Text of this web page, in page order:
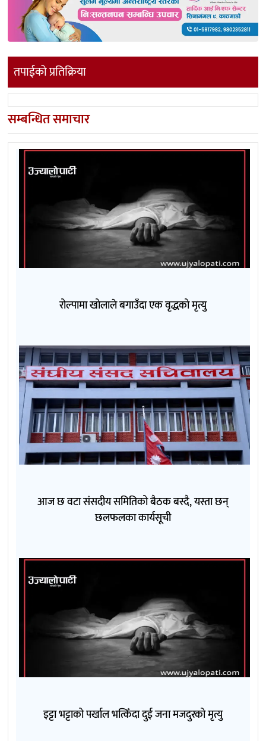
तपाईको प्रतिक्रिया
सम्बन्धित समाचार
रोल्पामा खोलाले बगाउँदा एक वृद्धको मृत्यु
आज छ वटा संसदीय समितिको बैठक बस्दै, यस्ता छन्
छलफलका कार्यसूची
इट्टा भट्टाको पर्खाल भत्किँदा दुई जना मजदुरको मृत्यु